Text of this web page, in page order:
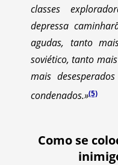
classes
depressa
agudas, tanto
soviético, tanto
mais
condenados.»(5)
Como se